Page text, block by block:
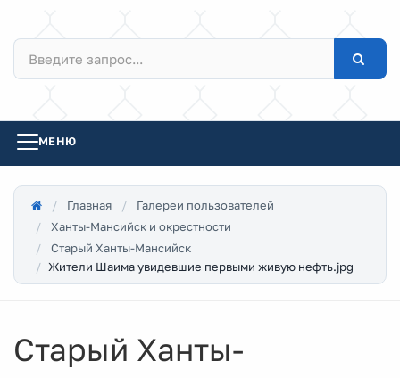
МЕНЮ
Главная
Галереи пользователей
Ханты-Мансийск и окрестности
Старый Ханты-Мансийск
Жители Шаима увидевшие первыми живую нефть.jpg
Старый Ханты-